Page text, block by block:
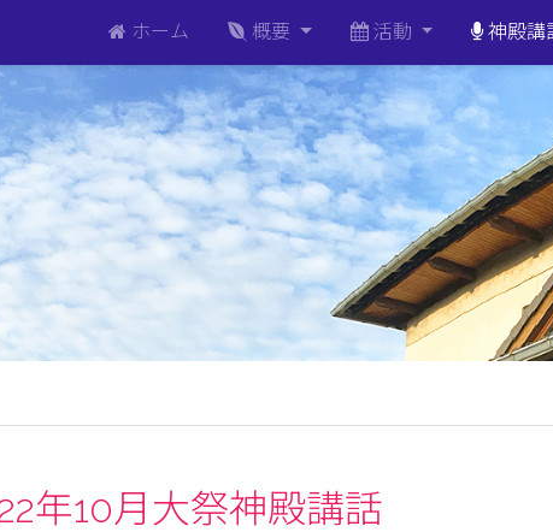
ホーム 概要 活動 神殿講
年10月大祭神殿講話